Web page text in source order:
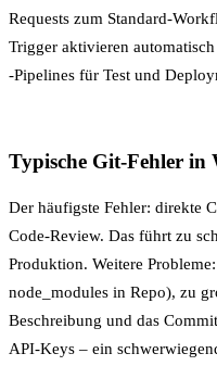
Requests zum Standard-
Trigger aktivieren automatisch
-Pipelines für Test und
Typische Git-Fehler in
Der häufigste Fehler: direkte
Code-Review. Das führt zu
Produktion. Weitere
node_modules in Repo), zu
Beschreibung und das
API-Keys – ein